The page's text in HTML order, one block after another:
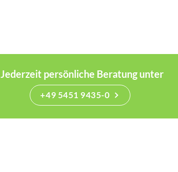
Jederzeit persönliche Beratung unter
+49 5451 9435-0